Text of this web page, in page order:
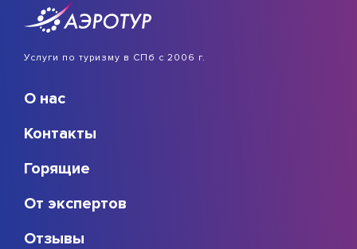
Услуги по туризму в СПб с 2006 г.
О нас
Контакты
Горящие
От экспертов
Отзывы